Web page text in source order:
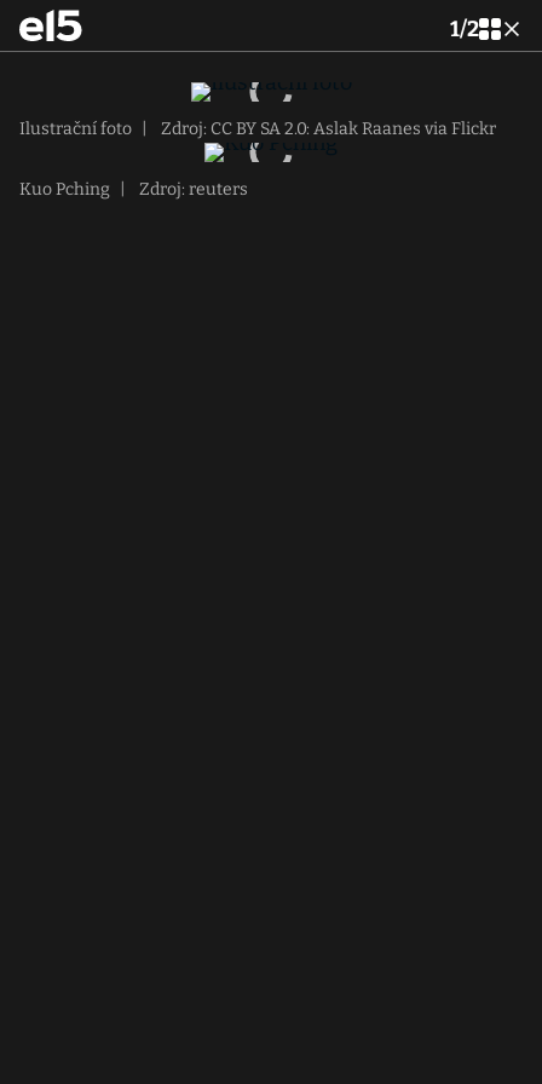
1/2
Ilustrační foto Zdroj: CC BY SA 2.0: Aslak Raanes via Flickr
Kuo Pching Zdroj: reuters